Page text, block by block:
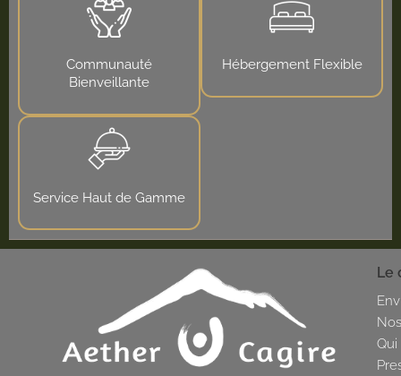
Communauté
Bienveillante
Hébergement Flexible
Service Haut de Gamme
Le